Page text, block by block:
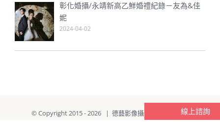
彰化婚攝/永靖新高乙鮮婚禮紀錄－友為&佳
妮
2024-04-02
© Copyright 2015 - 2026 | 德藝影像攝影 | All Rights線上諮詢